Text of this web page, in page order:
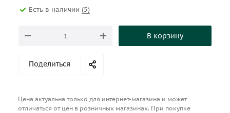
Есть в наличии (5)
В корзину
Поделиться
Цена актуальна только для интернет-магазина и может
отличаться от цен в розничных магазинах. При покупке